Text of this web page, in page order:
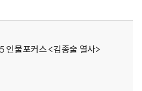
인물포커스 <김종술 열사>